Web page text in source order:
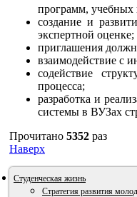
программ, учебных
создание и
экспертной оценке;
приглашения
взаимодействие с
содействие
процесса;
разработка и
системы в ВУЗах
Прочитано 5352 раз
Наверх
Студенческая жизнь
Стратегия развития